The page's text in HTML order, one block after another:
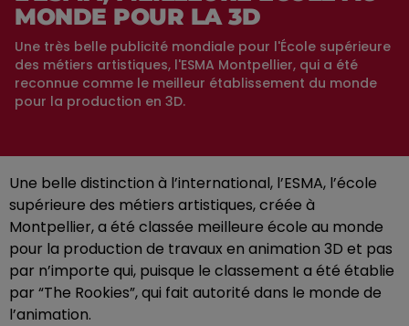
MONDE POUR LA 3D
Une très belle publicité mondiale pour l'École supérieure
des métiers artistiques, l'ESMA Montpellier, qui a été
reconnue comme le meilleur établissement du monde
pour la production en 3D.
Une belle distinction à l’international, l’ESMA, l’école
supérieure des métiers artistiques, créée à
Montpellier, a été classée meilleure école au monde
pour la production de travaux en animation 3D et pas
par n’importe qui, puisque le classement a été établie
par “The Rookies”, qui fait autorité dans le monde de
l’animation.